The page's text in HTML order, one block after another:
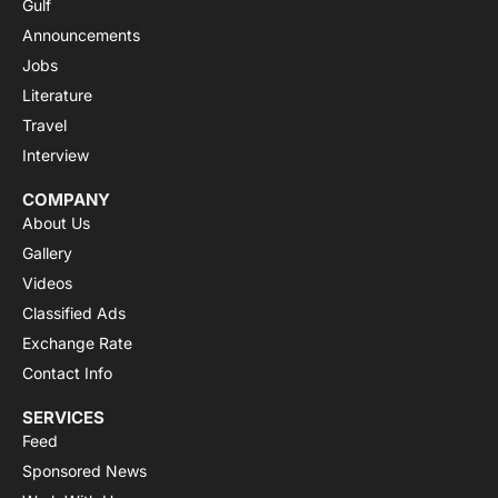
Gulf
Announcements
Jobs
Literature
Travel
Interview
COMPANY
About Us
Gallery
Videos
Classified Ads
Exchange Rate
Contact Info
SERVICES
Feed
Sponsored News